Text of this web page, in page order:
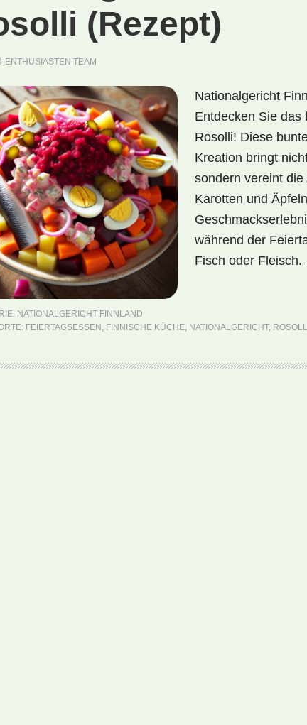
(Rezept)
ENTHUSIASTEN TEAM
Nationalgericht
Entdecken Sie das
Rosolli! Diese
Kreation bringt
sondern vereint
Karotten und
während der
Fisch oder
NATIONALGERICHT FINNLAND
FEIERTAGSESSEN , FINNISCHE KÜCHE, NATIONALGERICHT, ROSOLLI